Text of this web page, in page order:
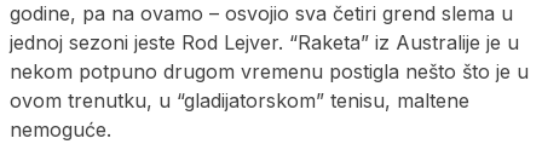
godine, pa na ovamo – osvojio sva četiri grend slema u
jednoj sezoni jeste Rod Lejver. “Raketa” iz Australije je u
nekom potpuno drugom vremenu postigla nešto što je u
ovom trenutku, u “gladijatorskom” tenisu, maltene
nemoguće.